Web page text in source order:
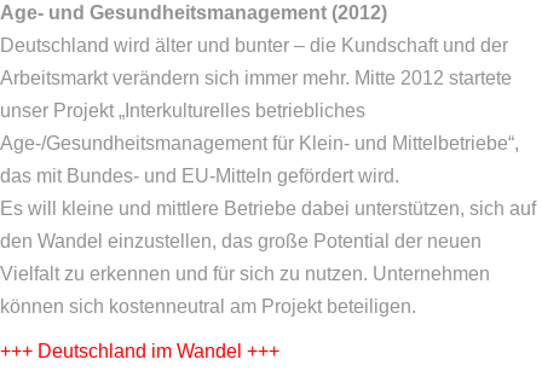
Age- und Gesundheitsmanagement (2012)
Deutschland wird älter und bunter – die Kundschaft und der
Arbeitsmarkt verändern sich immer mehr. Mitte 2012 startete
unser Projekt „Interkulturelles betriebliches
Age-/Gesundheitsmanagement für Klein- und Mittelbetriebe“,
das mit Bundes- und EU-Mitteln gefördert wird.
Es will kleine und mittlere Betriebe dabei unterstützen, sich auf
den Wandel einzustellen, das große Potential der neuen
Vielfalt zu erkennen und für sich zu nutzen. Unternehmen
können sich kostenneutral am Projekt beteiligen.
+++ Deutschland im Wandel +++